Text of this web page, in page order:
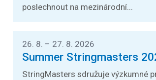
poslechnout na mezinárodní...
26. 8. – 27. 8. 2026
Summer Stringmasters
StringMasters sdružuje výzkumné